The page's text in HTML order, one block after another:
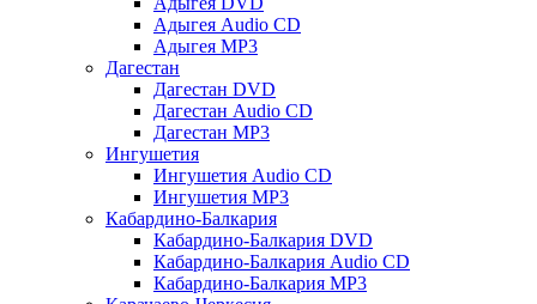
Адыгея Audio CD
Адыгея MP3
Дагестан
Дагестан DVD
Дагестан Audio CD
Дагестан MP3
Ингушетия
Ингушетия Audio CD
Ингушетия MP3
Кабардино-Балкария
Кабардино-Балкария DVD
Кабардино-Балкария Audio CD
Кабардино-Балкария MP3